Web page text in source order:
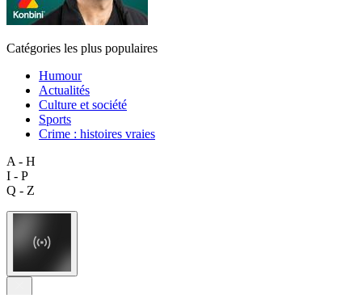
Catégories les plus populaires
Humour
Actualités
Culture et société
Sports
Crime : histoires vraies
A - H
I - P
Q - Z